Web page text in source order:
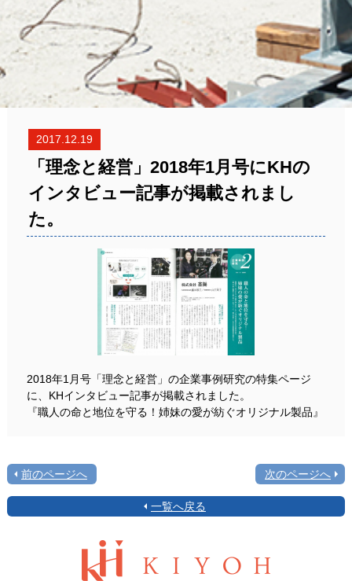
2017.12.19
「理念と経営」2018年1月号にKHの
インタビュー記事が掲載されまし
た。
2018年1月号「理念と経営」の企業事例研究の特集ページ
に、KHインタビュー記事が掲載されました。
『職人の命と地位を守る！姉妹の愛が紡ぐオリジナル製品』
前のページへ 次のページへ
一覧へ戻る